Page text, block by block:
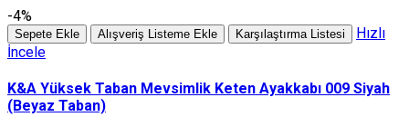
-4%
Sepete Ekle Alışveriş Listeme Ekle Karşılaştırma Listesi
Hızlı
İncele
K&A Yüksek Taban Mevsimlik Keten Ayakkabı 009 Siyah
(Beyaz Taban)